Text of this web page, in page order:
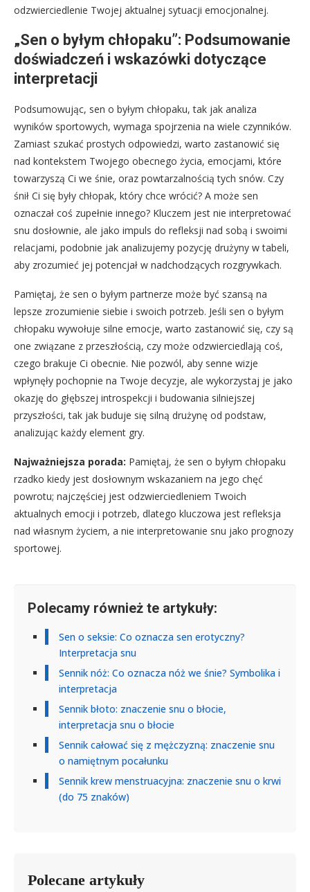
odzwierciedlenie Twojej aktualnej sytuacji emocjonalnej.
„Sen o byłym chłopaku”: Podsumowanie
doświadczeń i wskazówki dotyczące
interpretacji
Podsumowując, sen o byłym chłopaku, tak jak analiza
wyników sportowych, wymaga spojrzenia na wiele czynników.
Zamiast szukać prostych odpowiedzi, warto zastanowić się
nad kontekstem Twojego obecnego życia, emocjami, które
towarzyszą Ci we śnie, oraz powtarzalnością tych snów. Czy
śnił Ci się były chłopak, który chce wrócić? A może sen
oznaczał coś zupełnie innego? Kluczem jest nie interpretować
snu dosłownie, ale jako impuls do refleksji nad sobą i swoimi
relacjami, podobnie jak analizujemy pozycję drużyny w tabeli,
aby zrozumieć jej potencjał w nadchodzących rozgrywkach.
Pamiętaj, że sen o byłym partnerze może być szansą na
lepsze zrozumienie siebie i swoich potrzeb. Jeśli sen o byłym
chłopaku wywołuje silne emocje, warto zastanowić się, czy są
one związane z przeszłością, czy może odzwierciedlają coś,
czego brakuje Ci obecnie. Nie pozwól, aby senne wizje
wpłynęły pochopnie na Twoje decyzje, ale wykorzystaj je jako
okazję do głębszej introspekcji i budowania silniejszej
przyszłości, tak jak buduje się silną drużynę od podstaw,
analizując każdy element gry.
Najważniejsza porada: Pamiętaj, że sen o byłym chłopaku
rzadko kiedy jest dosłownym wskazaniem na jego chęć
powrotu; najczęściej jest odzwierciedleniem Twoich
aktualnych emocji i potrzeb, dlatego kluczowa jest refleksja
nad własnym życiem, a nie interpretowanie snu jako prognozy
sportowej.
Polecamy również te artykuły:
Sen o seksie: Co oznacza sen erotyczny?
Interpretacja snu
Sennik nóż: Co oznacza nóż we śnie? Symbolika i
interpretacja
Sennik błoto: znaczenie snu o błocie,
interpretacja snu o błocie
Sennik całować się z mężczyzną: znaczenie snu
o namiętnym pocałunku
Sennik krew menstruacyjna: znaczenie snu o krwi
(do 75 znaków)
Polecane artykuły